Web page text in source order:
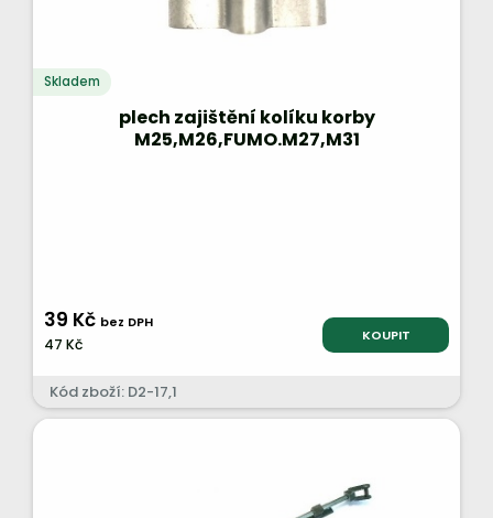
Skladem
plech zajištění kolíku korby
M25,M26,FUMO.M27,M31
39 Kč bez DPH
47 Kč KOUPIT
Kód zboží: D2-17,1